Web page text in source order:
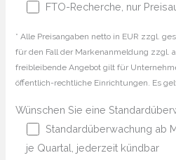
FTO-Recherche, nur
* Alle Preisangaben netto in EUR zzgl.
für den Fall der Markenanmeldung zzgl.
freibleibende Angebot gilt für
öffentlich-rechtliche Einrichtungen. Es
Wünschen Sie eine
Standardüberwachung ab
je Quartal, jederzeit kündbar